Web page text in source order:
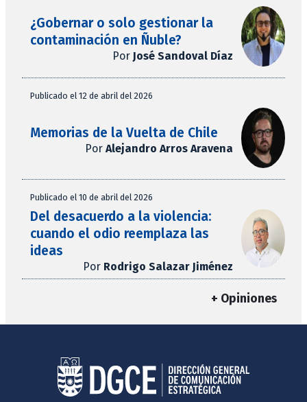
¿Gobernar o solo gestionar la
contaminación en Ñuble?
Por José Sandoval Díaz
Publicado el 12 de abril del 2026
Memorias de la Vuelta de Chile
Por Alejandro Arros Aravena
Publicado el 10 de abril del 2026
Del desacuerdo a la violencia:
cuando el odio reemplaza las
ideas
Por Rodrigo Salazar Jiménez
+ Opiniones